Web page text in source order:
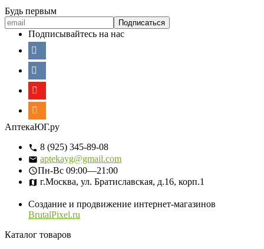
Будь первым
Подписывайтесь на нас
АптекаЮГ.ру
8 (925) 345-89-08
aptekayg@gmail.com
Пн-Вс 09:00—21:00
г.Москва, ул. Братиславская, д.16, корп.1
Создание и продвижение интернет-магазинов
BrutalPixel.ru
Каталог товаров